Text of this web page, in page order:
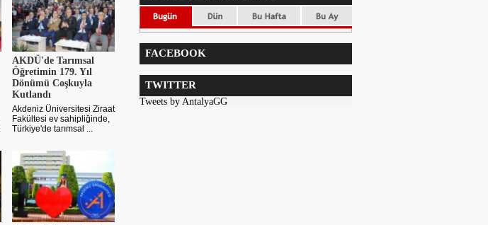
AKDÜ'de Tarımsal
Öğretimin 179. Yıl
Dönümü Coşkuyla
Kutlandı
Akdeniz Üniversitesi Ziraat
Fakültesi ev sahipliğinde,
Türkiye'de tarımsal ...
FACEBOOK
TWITTER
Tweets by AntalyaGG